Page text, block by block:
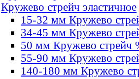
Кружево стрейч эластичное
15-32 мм Кружево
34-45 мм Кружево
50 мм Кружево стрейч
55-90 мм Кружево
140-180 мм Кружево